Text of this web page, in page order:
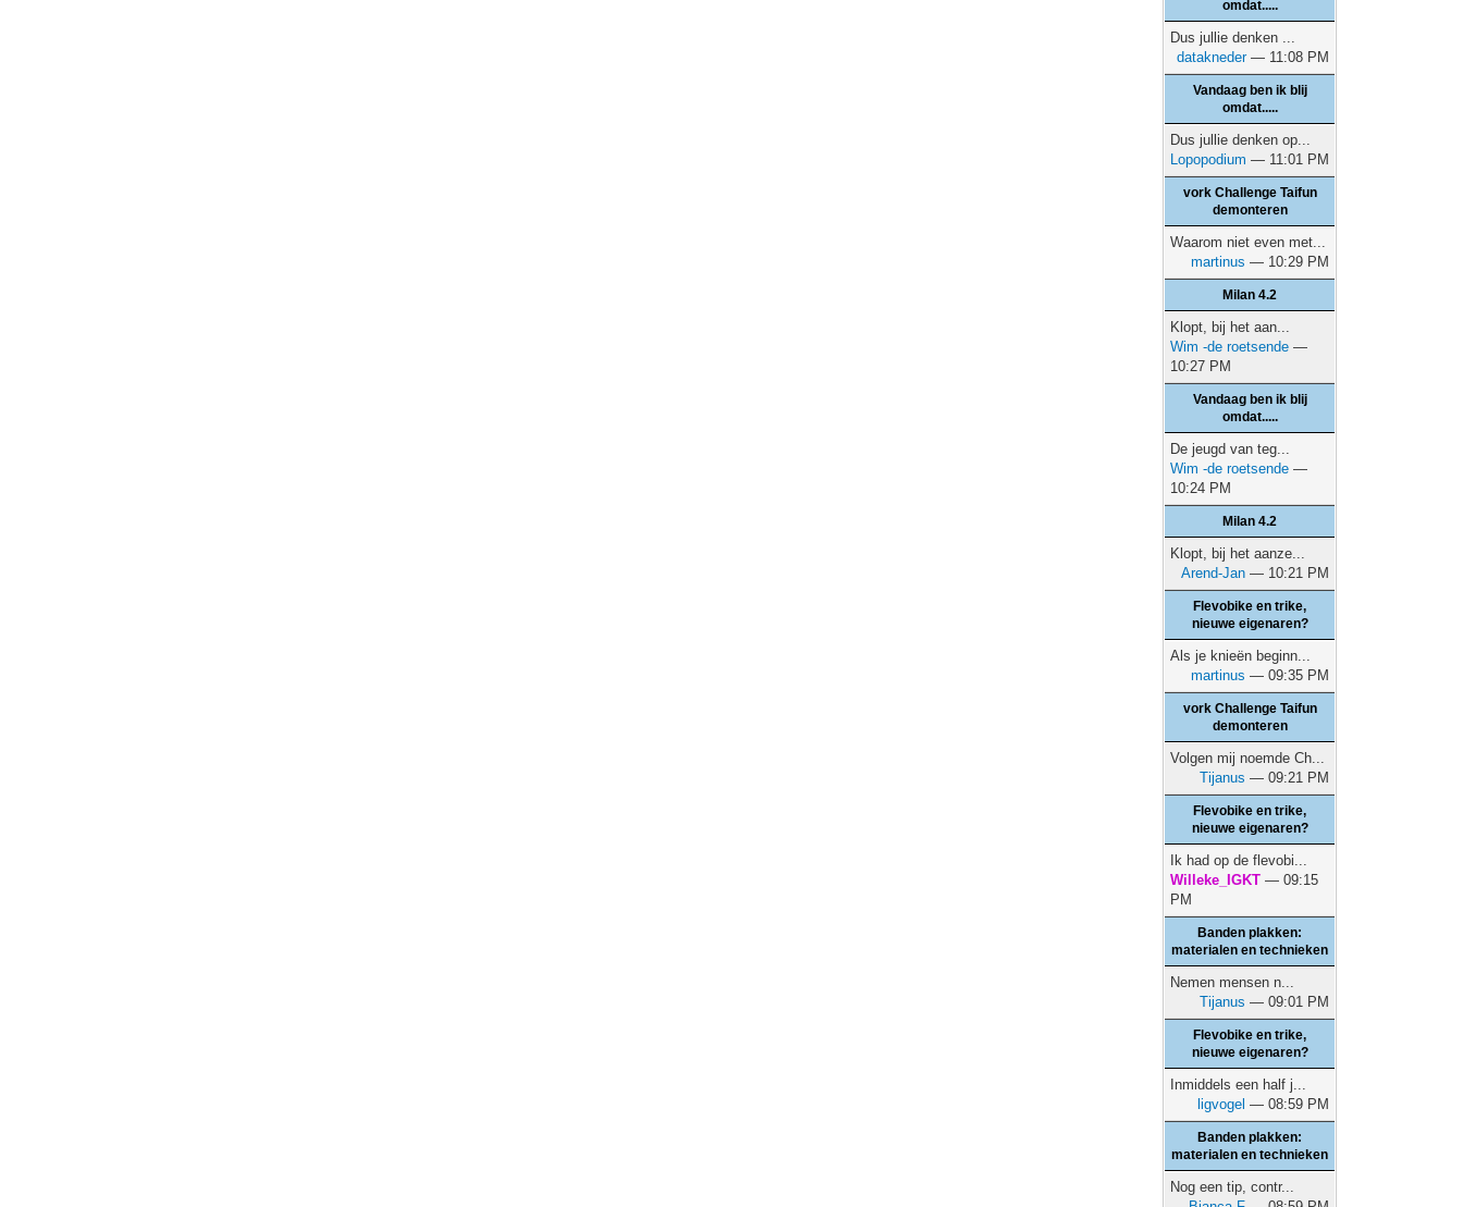
omdat.....
Dus jullie denken ...
datakneder— 11:08 PM
Vandaag ben ik blij
omdat.....
Dus jullie denken op...
Lopopodium — 11:01 PM
vork Challenge Taifun
demonteren
Waarom niet even met...
martinus — 10:29 PM
Milan 4.2
Klopt, bij het aan...
Wim -de roetsende —
10:27 PM
Vandaag ben ik blij
omdat.....
De jeugd van teg...
Wim -de roetsende —
10:24 PM
Milan 4.2
Klopt, bij het aanze...
Arend-Jan — 10:21 PM
Flevobike en trike,
nieuwe eigenaren?
Als je knieën beginn...
martinus — 09:35 PM
vork Challenge Taifun
demonteren
Volgen mij noemde Ch...
Tijanus — 09:21 PM
Flevobike en trike,
nieuwe eigenaren?
Ik had op de flevobi...
Willeke_IGKT — 09:15
PM
Banden plakken:
materialen en technieken
Nemen mensen n...
Tijanus — 09:01 PM
Flevobike en trike,
nieuwe eigenaren?
Inmiddels een half j...
ligvogel — 08:59 PM
Banden plakken:
materialen en technieken
Nog een tip, contr...